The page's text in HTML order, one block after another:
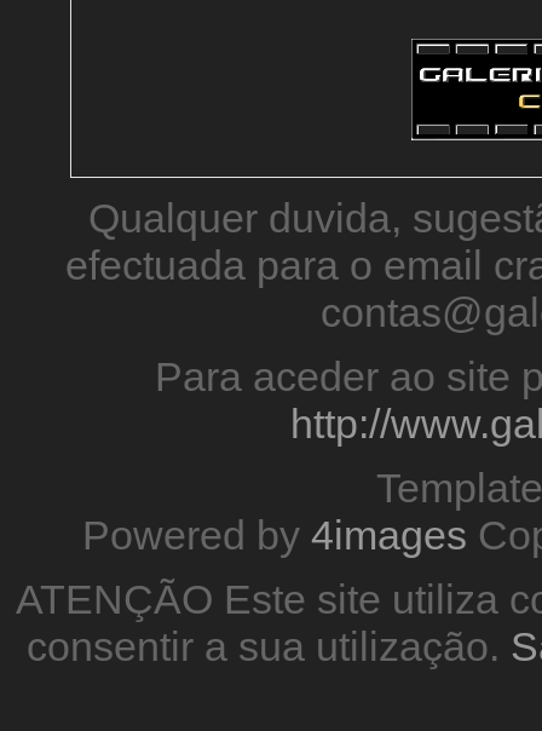
Qualquer duvida,
efectuada para o email
Para aceder ao site
http://
Powered by 4images
ATENÇÃO Este site utiliza
consentir a sua utilização.